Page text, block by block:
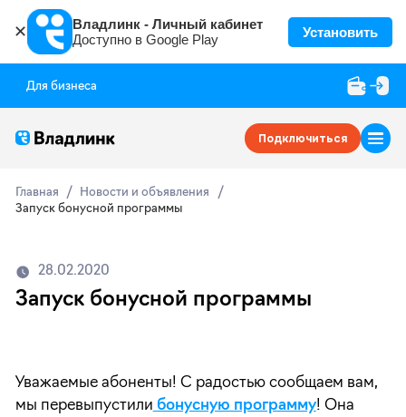
✕
Владлинк - Личный кабинет
Доступно в Google Play
Установить
Для бизнеса
Подключиться
Главная
Новости и объявления
Запуск бонусной программы
28.02.2020
Запуск бонусной программы
Уважаемые абоненты! С радостью сообщаем вам,
мы перевыпустили бонусную программу! Она